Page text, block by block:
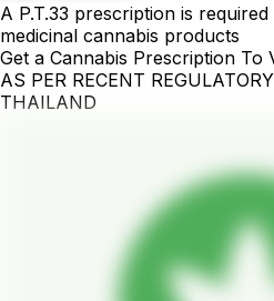
A P.T.33 prescription is
medicinal cannabis products
Get a Cannabis Prescription To
AS PER RECENT
THAILAND